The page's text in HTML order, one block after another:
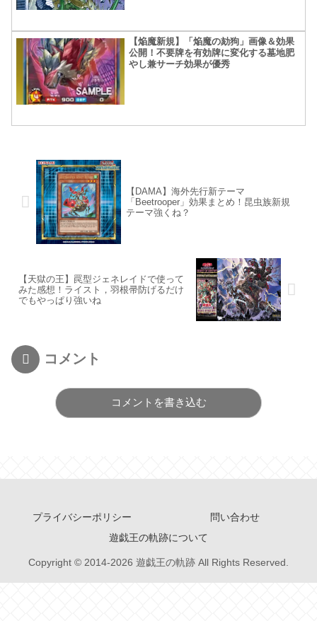
【焔魔新規】「焔魔の劾狗」画像＆効果
公開！不要牌を有効牌に変化する墓地肥
やし兼サーチ効果が優秀
【DAMA】海外先行新テーマ
「Beetrooper」効果まとめ！昆虫族新規
テーマ強くね？
【天獄の王】罠型ジェネレイドで使って
みた感想！ライスト，羽根帚防げるだけ
でもやっぱり強いね
コメント
コメントを書き込む
プライバシーポリシー
問い合わせ
遊戯王の軌跡について
Copyright © 2014-2026 遊戯王の軌跡 All Rights Reserved.